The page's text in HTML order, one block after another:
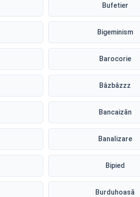
Bufetier
Bigeminism
Barocorie
Bâzbâzzz
Bancaizăn
Banalizare
Bipied
Burduhoasă